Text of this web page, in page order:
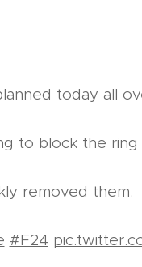
today all
to block the
removed them.
#F24